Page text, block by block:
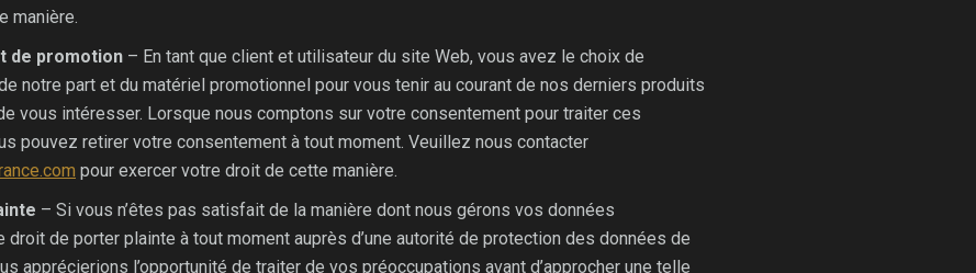
manière.
de promotion – En tant que client et utilisateur du site Web, vous avez le choix de
notre part et du matériel promotionnel pour vous tenir au courant de nos derniers produits
vous intéresser. Lorsque nous comptons sur votre consentement pour traiter ces
pouvez retirer votre consentement à tout moment. Veuillez nous contacter
pour exercer votre droit de cette manière.
– Si vous n’êtes pas satisfait de la manière dont nous gérons vos données
de porter plainte à tout moment auprès d’une autorité de protection des données de
apprécierions l’opportunité de traiter de vos préoccupations avant d’approcher une telle